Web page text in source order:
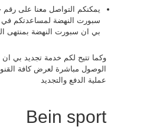
يمكنكم التواصل معنا على
سبورت النهضة لمساعدتكم في
بي ان سبورت النهضة بمنتهى
وكما تتيح لكم خدمة تجديد بي
الوصول مباشرة لعرض كافة
عملية الدفع والتجديد
Bein sport